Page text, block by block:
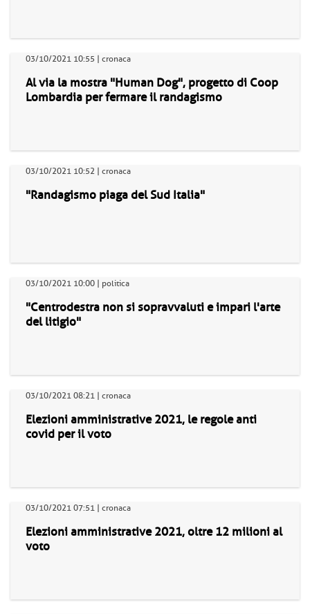
03/10/2021 10:55 | cronaca
Al via la mostra "Human Dog", progetto di Coop
Lombardia per fermare il randagismo
03/10/2021 10:52 | cronaca
"Randagismo piaga del Sud Italia"
03/10/2021 10:00 | politica
"Centrodestra non si sopravvaluti e impari l'arte
del litigio"
03/10/2021 08:21 | cronaca
Elezioni amministrative 2021, le regole anti
covid per il voto
03/10/2021 07:51 | cronaca
Elezioni amministrative 2021, oltre 12 milioni al
voto